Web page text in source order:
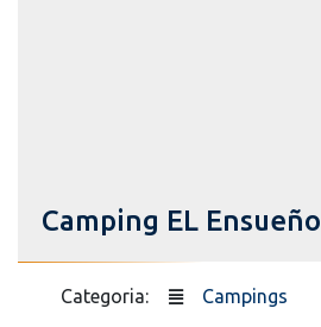
Camping EL Ensueño
Categoria: Campings